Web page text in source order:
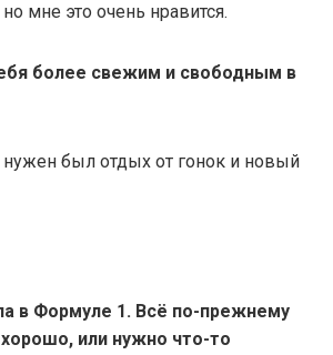
мне это очень нравится.
более свежим и свободным в
был отдых от гонок и новый
в Формуле 1. Всё по-прежнему
или нужно что-то